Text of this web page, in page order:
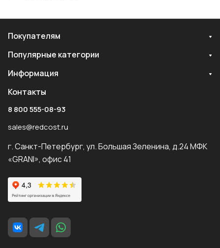
Покупателям
Популярные категории
Информация
Контакты
8 800 555-08-93
sales@redcost.ru
г. Санкт-Петербург, ул. Большая Зеленина, д.24 МФК
«GRANI», офис 41